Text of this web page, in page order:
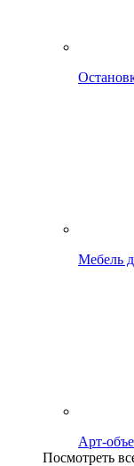
Мебель
Арт-
Посмотреть